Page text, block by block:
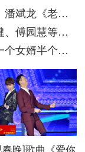
2017央视春晚小品-蔡明、潘长江、潘斌龙《老伴》
2017央视春晚相声剧-冯巩、林永健、傅园慧等《信任》
2017央视春晚小品-沈腾、艾伦《一个女婿半个儿》